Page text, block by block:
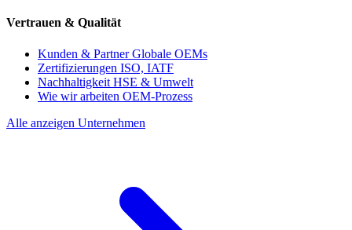
Vertrauen & Qualität
Kunden & PartnerGlobale OEMs
Zertifizierungen ISO, IATF
Nachhaltigkeit HSE & Umwelt
Wie wir arbeiten OEM-Prozess
Alle anzeigen Unternehmen